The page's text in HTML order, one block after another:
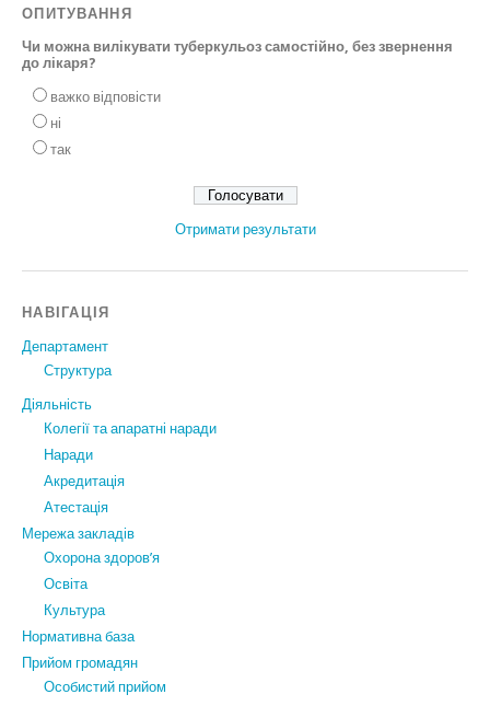
ОПИТУВАННЯ
Чи можна вилікувати туберкульоз самостійно, без звернення
до лікаря?
важко відповісти
ні
так
Отримати результати
НАВІГАЦІЯ
Департамент
Структура
Діяльність
Колегії та апаратні наради
Наради
Акредитація
Атестація
Мережа закладів
Охорона здоров’я
Освіта
Культура
Нормативна база
Прийом громадян
Особистий прийом